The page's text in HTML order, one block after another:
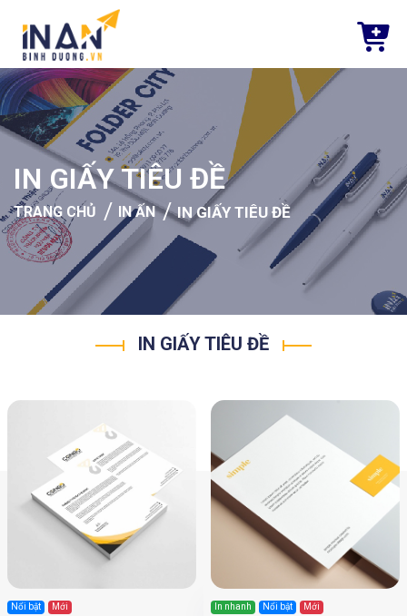
IN GIẤY TIÊU ĐỀ
TRANG CHỦ / IN ẤN /IN GIẤY TIÊU ĐỀ
IN GIẤY TIÊU ĐỀ
Nổi bật Mới In nhanh Nổi bật Mới